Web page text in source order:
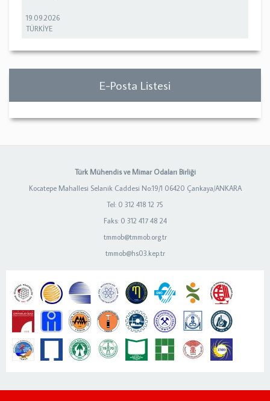
19.09.2026
TÜRKİYE
E-Posta Listesi
Türk Mühendis ve Mimar Odaları Birliği
Kocatepe Mahallesi Selanik Caddesi No:19/1 06420 Çankaya/ANKARA
Tel: 0 312 418 12 75
Faks: 0 312 417 48 24
tmmob@tmmob.org.tr
tmmob@hs03.kep.tr